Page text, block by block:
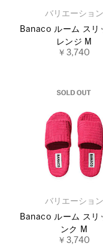
バリエーション
Banaco ルーム スリ
レンジ M
￥3,740
バリエーション
Banaco ルーム スリ
ンク M
￥3,740